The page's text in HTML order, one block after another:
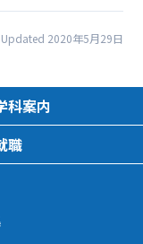
Updated 2020年5月29日
科案内
職